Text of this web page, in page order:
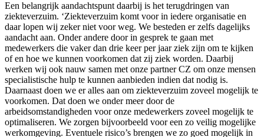
Een belangrijk aandachtspunt daarbij is het terugdringen van
ziekteverzuim. ‘Ziekteverzuim komt voor in iedere organisatie en
daar lopen wij zeker niet voor weg. We besteden er zelfs dagelijks
aandacht aan. Onder andere door in gesprek te gaan met
medewerkers die vaker dan drie keer per jaar ziek zijn om te kijken
of en hoe we kunnen voorkomen dat zij ziek worden. Daarbij
werken wij ook nauw samen met onze partner CZ om onze mensen
specialistische hulp te kunnen aanbieden indien dat nodig is.
Daarnaast doen we er alles aan om ziekteverzuim zoveel mogelijk te
voorkomen. Dat doen we onder meer door de
arbeidsomstandigheden voor onze medewerkers zoveel mogelijk te
optimaliseren. We zorgen bijvoorbeeld voor een zo veilig mogelijke
werkomgeving. Eventuele risico’s brengen we zo goed mogelijk in